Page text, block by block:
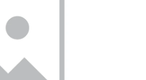
고종목, 투자위험종목
다는 점에 주목하고 있
약품은 투자경고종목
년 12월 9일 하루
다. 거래소는 현대약